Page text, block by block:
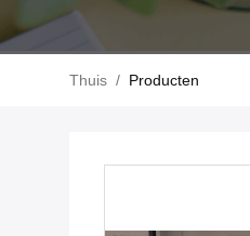
Thuis / Producten